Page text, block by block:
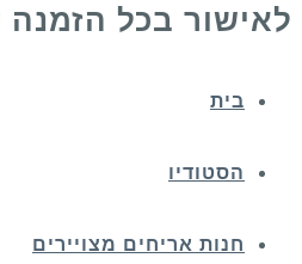
לאישור בכל
בית
הסטודיו
חנות אריחים מצויירים